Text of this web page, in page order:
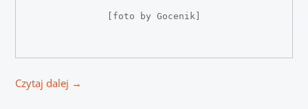
[foto by Gocenik]
Czytaj dalej →